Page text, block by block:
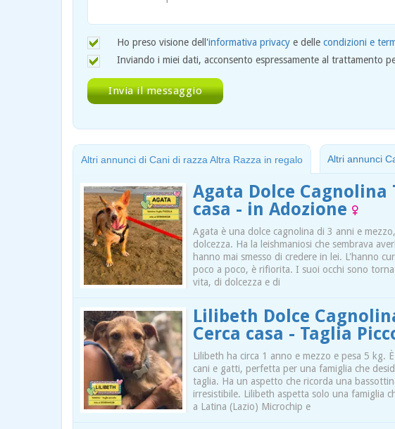
Ho preso visione dell'informativa privacy e delle condizioni e
Inviando i miei dati, acconsento espressamente al trattamento
Altri annunci di Cani di razza Altra Razza in regalo Altri annunci
Agata Dolce Cagnolina
casa - in Adozione
Agata è una dolce cagnolina di 3 anni e
dolcezza. Ha la leishmaniosi che sembrava
hanno mai smesso di credere in lei. L'hanno
poco a poco, è rifiorita. I suoi occhi sono
vita, di dolcezza e di
Lilibeth Dolce
Cerca casa - Taglia
Lilibeth ha circa 1 anno e mezzo e pesa 5 kg.
cani e gatti, perfetta per una famiglia che
taglia. Ha un aspetto che ricorda una
irresistibile. Lilibeth aspetta solo una famiglia
a Latina (Lazio) Microchip e